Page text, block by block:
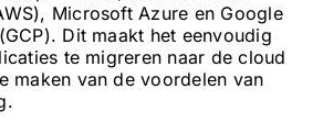
Microsoft Azure en Google
Dit maakt het eenvoudig
te migreren naar de cloud
maken van de voordelen van